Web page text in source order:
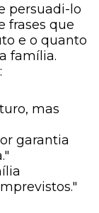
persuadi-lo
frases que
e o quanto
família.
mas
garantia